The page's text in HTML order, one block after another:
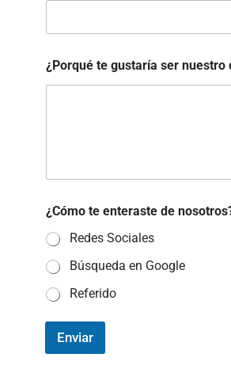
g
u
¿Porqué te gustaría ser nuestro
¿Cómo te enteraste de
Redes Sociales
Búsqueda en Google
Referido
Enviar